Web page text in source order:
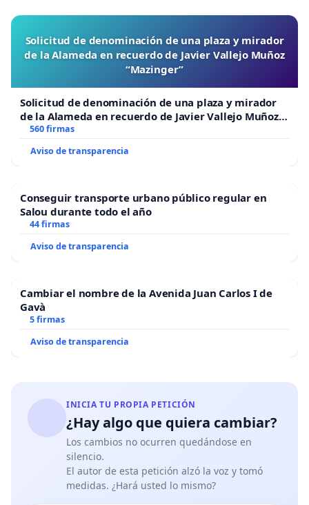
Solicitud de denominación de una plaza y mirador
de la Alameda en recuerdo de Javier Vallejo Muñoz
“Mazinger”
Solicitud de denominación de una plaza y mirador
de la Alameda en recuerdo de Javier Vallejo Muñoz
“Mazinger”
560 firmas
Aviso de transparencia
Conseguir transporte urbano público regular en
Salou durante todo el año
44 firmas
Aviso de transparencia
Cambiar el nombre de la Avenida Juan Carlos I de
Gavà
5 firmas
Aviso de transparencia
INICIA TU PROPIA PETICIÓN
¿Hay algo que quiera cambiar?
Los cambios no ocurren quedándose en
silencio.
El autor de esta petición alzó la voz y tomó
medidas. ¿Hará usted lo mismo?